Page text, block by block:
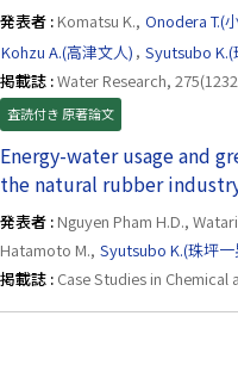
発表者 : Komatsu K., Onodera T.(
Kohzu A.(高津文人) , Syutsubo K.(
掲載誌 :Water Research,
査読付き 原著論文
Energy-water usage and
the natural rubber
発表者 : Nguyen Pham H.D.,
Hatamoto M., Syutsubo K.(珠坪一
掲載誌 : Case Studies in Chemical